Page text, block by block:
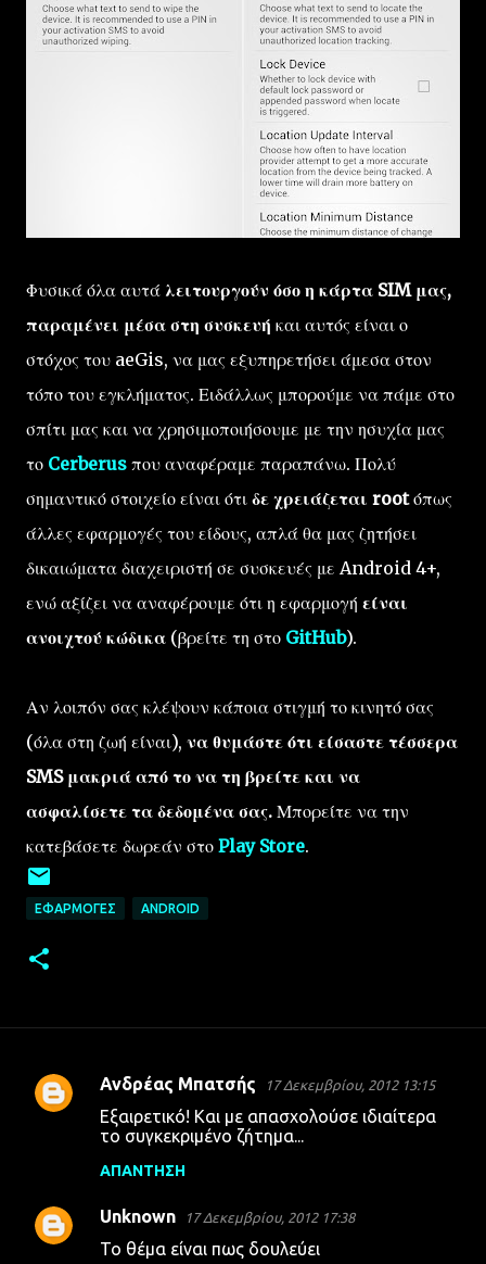
Φυσικά όλα αυτά λειτουργούν όσο η κάρτα SIM μας,
παραμένει μέσα στη συσκευή και αυτός είναι ο
στόχος του aeGis, να μας εξυπηρετήσει άμεσα στον
τόπο του εγκλήματος. Ειδάλλως μπορούμε να πάμε στο
σπίτι μας και να χρησιμοποιήσουμε με την ησυχία μας
το Cerberus που αναφέραμε παραπάνω. Πολύ
σημαντικό στοιχείο είναι ότι δε χρειάζεται rootόπως
άλλες εφαρμογές του είδους, απλά θα μας ζητήσει
δικαιώματα διαχειριστή σε συσκευές με Android 4+,
ενώ αξίζει να αναφέρουμε ότι η εφαρμογή είναι
ανοιχτού κώδικα (βρείτε τη στο GitHub).
Αν λοιπόν σας κλέψουν κάποια στιγμή το κινητό σας
(όλα στη ζωή είναι), να θυμάστε ότι είσαστε τέσσερα
SMS μακριά από το να τη βρείτε και να
ασφαλίσετε τα δεδομένα σας. Μπορείτε να την
κατεβάσετε δωρεάν στο Play Store.
ΕΦΑΡΜΟΓΈΣ ANDROID
Σ
ι
α
Ανδρέας Μπατσής 17 Δεκεμβρίου, 2012 13:15
Εξαιρετικό! Και με απασχολούσε ιδιαίτερα
το συγκεκριμένο ζήτημα...
ΑΠΆΝΤΗΣΗ
Unknown 17 Δεκεμβρίου, 2012 17:38
Το θέμα είναι πως δουλεύει